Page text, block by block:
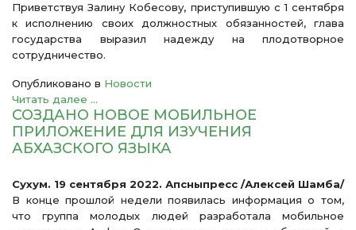
Приветствуя Залину Кобесову, приступившую с 1 сентября
к исполнению своих должностных обязанностей, глава
государства выразил надежду на плодотворное
сотрудничество.
Опубликовано в Новости
Читать далее ...
СОЗДАНО НОВОЕ МОБИЛЬНОЕ
ПРИЛОЖЕНИЕ ДЛЯ ИЗУЧЕНИЯ
АБХАЗСКОГО ЯЗЫКА
Сухум. 19 сентября 2022. Апсныпресс /Алексей Шамба/
В конце прошлой недели появилась информация о том,
что группа молодых людей разработала мобильное